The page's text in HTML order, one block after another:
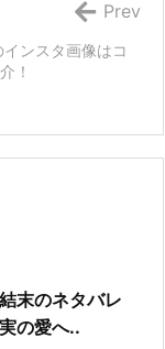
ンスタ画像はコ
！
Prev
末のネタバレ
の愛へ..